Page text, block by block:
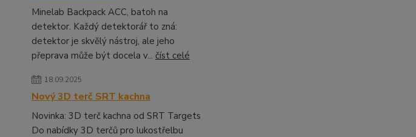
Minelab Backpack ACC, batoh na
detektor. Každý detektorář to zná:
detektor je skvělý nástroj, ale jeho
přeprava může být docela v... číst celé
18.09.2025
Nový 3D terč SRT kachna
Novinka: 3D terč kachna od SRT Targets
Do nabídky 3D terčů pro lukostřelbu